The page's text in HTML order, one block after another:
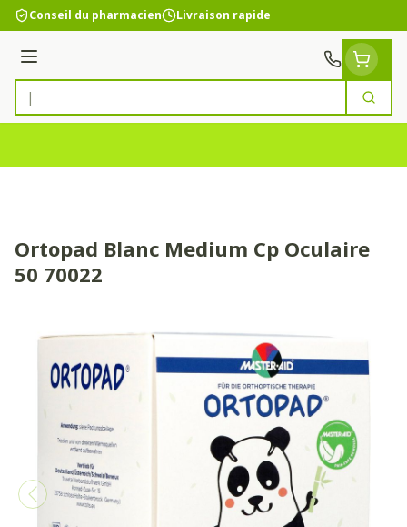
Aller au contenu
Conseil du pharmacien Livraison rapide
Menu
Rechercher
Ortopad Blanc Medium Cp Oculaire
50 70022